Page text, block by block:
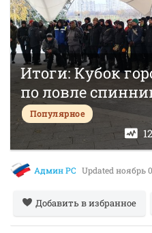
Итоги: Кубок
по ловле
Популярное
Админ РС Updated ноябрь
Добавить в избранное